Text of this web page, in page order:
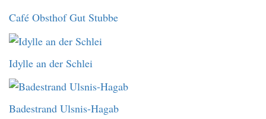
Café Obsthof Gut Stubbe
Idylle an der Schlei
Badestrand Ulsnis-Hagab